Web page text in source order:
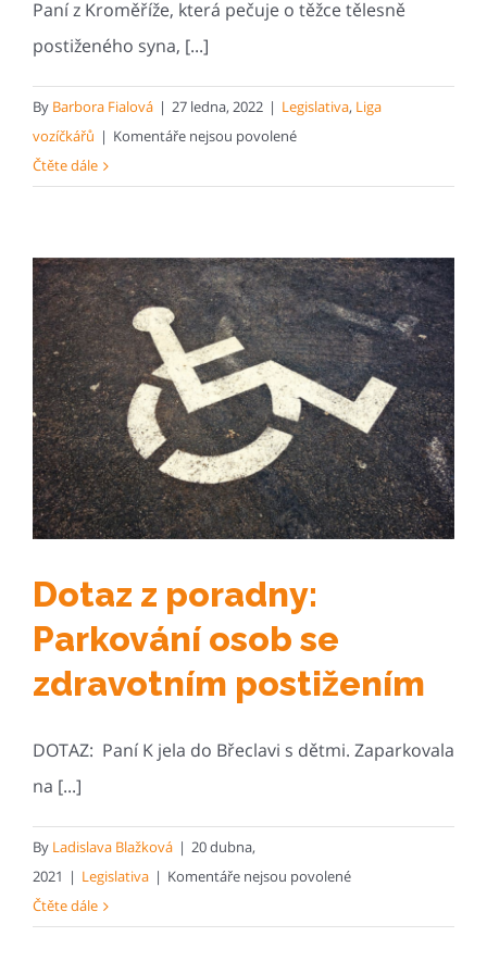
Paní z Kroměříže, která pečuje o těžce tělesně
postiženého syna, [...]
By Barbora Fialová | 27 ledna, 2022 | Legislativa, Liga
vozíčkářů | Komentáře nejsou povolenéu
to
nevzdat.
Klientka
po
1,5
roce
vyhrála
s pomocí
Ligy
žalobu
Čtěte dále
Dotaz z poradny:
Parkování osob se
zdravotním postižením
DOTAZ: Paní K jela do Břeclavi s dětmi. Zaparkovala
na [...]
By Ladislava Blažková | 20 dubna,
2021 | Legislativa | Komentáře nejsou povolenéu
Čtěte dále